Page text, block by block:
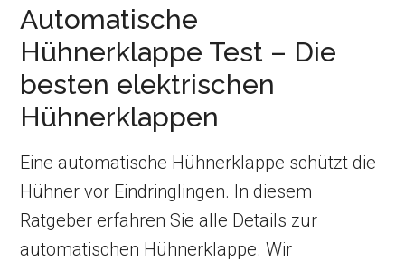
Automatische
Hühnerklappe Test – Die
besten elektrischen
Hühnerklappen
Eine automatische Hühnerklappe schützt die
Hühner vor Eindringlingen. In diesem
Ratgeber erfahren Sie alle Details zur
automatischen Hühnerklappe. Wir